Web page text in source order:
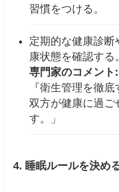
習慣をつける。
定期的な健康診断
康状態を確認する
専門家のコメント:
『衛生管理を徹
双方が健康に過ご
す。」
4. 睡眠ルールを決め